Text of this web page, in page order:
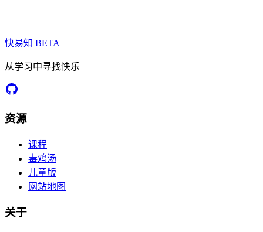
快易知 BETA
从学习中寻找快乐
资源
课程
毒鸡汤
儿童版
网站地图
关于